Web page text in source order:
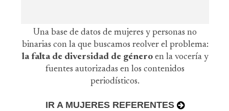
Una base de datos de mujeres y personas no
binarias con la que buscamos reolver el problema:
la falta de diversidad de género en la vocería y
fuentes autorizadas en los contenidos
periodísticos.
IR A MUJERES REFERENTES